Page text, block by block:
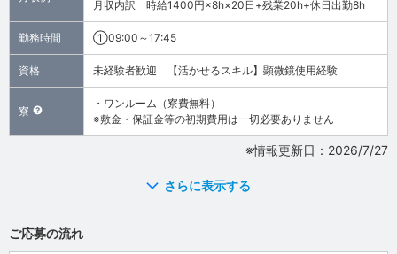
月収内訳 時給1400円×8h×20日+残業20h+休日出勤8h
勤務時間 ①09:00～17:45
資格 未経験者歓迎 【活かせるスキル】顕微鏡使用経験
寮
・ワンルーム（寮費無料）
※敷金・保証金等の初期費用は一切必要ありません
※情報更新日：2026/7/27
さらに表示する
ご応募の流れ